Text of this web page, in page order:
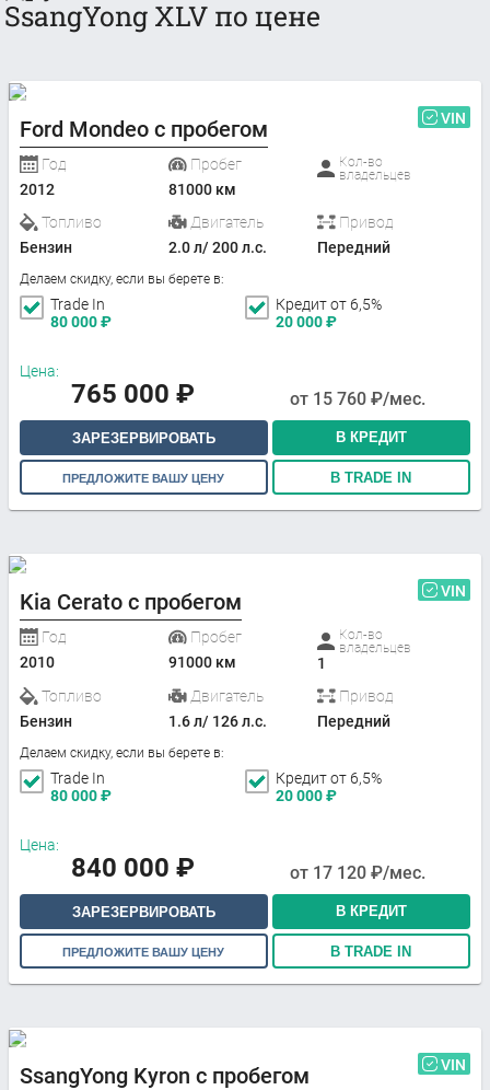
SsangYong XLV по цене
Ford Mondeo с пробегом VIN
Год
2012
Пробег
81000 км
Кол-во
владельцев
Топливо
Бензин
Двигатель
2.0 л/ 200 л.с.
Привод
Передний
Делаем скидку, если вы берете в:
Trade In
80 000₽
Кредит от 6,5%
20 000₽
Цена:
765 000 ₽ от 15 760 ₽/мес.
ЗАРЕЗЕРВИРОВАТЬ В КРЕДИТ
ПРЕДЛОЖИТЕ ВАШУ ЦЕНУ В TRADE IN
Kia Cerato с пробегом VIN
Год
2010
Пробег
91000 км
Кол-во
владельцев
1
Топливо
Бензин
Двигатель
1.6 л/ 126 л.с.
Привод
Передний
Делаем скидку, если вы берете в:
Trade In
80 000₽
Кредит от 6,5%
20 000₽
Цена:
840 000 ₽ от 17 120 ₽/мес.
ЗАРЕЗЕРВИРОВАТЬ В КРЕДИТ
ПРЕДЛОЖИТЕ ВАШУ ЦЕНУ В TRADE IN
SsangYong Kyron с пробегом VIN